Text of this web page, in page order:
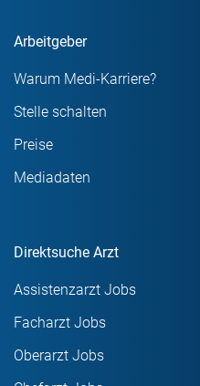
Arbeitgeber
Warum Medi-Karriere?
Stelle schalten
Preise
Mediadaten
Direktsuche Arzt
Assistenzarzt Jobs
Facharzt Jobs
Oberarzt Jobs